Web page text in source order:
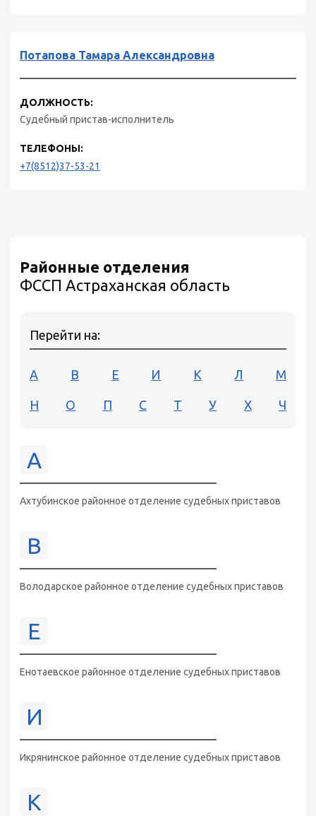
Потапова Тамара Александровна
ДОЛЖНОСТЬ:
Судебный пристав-исполнитель
ТЕЛЕФОНЫ:
+7(8512)37-53-21
Районные отделения
ФССП Астраханская область
Перейти на:
А В Е И К Л М
Н О П С Т У Х Ч
А
Ахтубинское районное отделение судебных приставов
В
Володарское районное отделение судебных приставов
Е
Енотаевское районное отделение судебных приставов
И
Икрянинское районное отделение судебных приставов
К